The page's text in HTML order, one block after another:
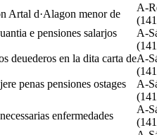
Artal d·Alagon menor de
A-
e pensiones salarjos
A-
deuederos en la dita carta deA-
penas pensiones ostages
A-
enfermedades
A-